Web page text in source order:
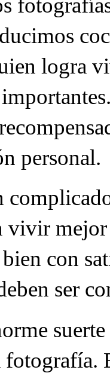
logra
personal.
vivir
con
ser